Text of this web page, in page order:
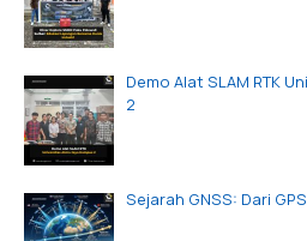
Demo Alat SLAM RTK
2
Sejarah GNSS: Dari